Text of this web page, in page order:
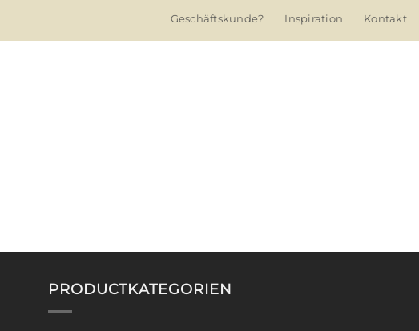
Geschäftskunde? Inspiration Kontakt
PRODUCTKATEGORIEN